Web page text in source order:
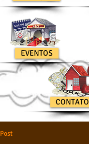
EVENTOS
CONTATO
Post